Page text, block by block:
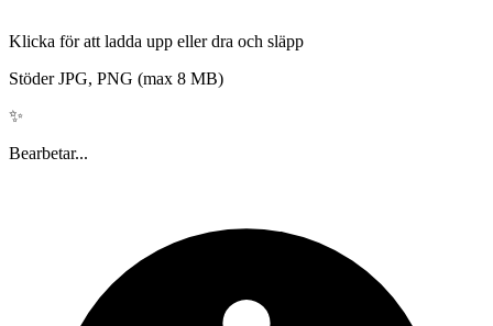
Klicka för att ladda upp eller dra och släpp
Stöder JPG, PNG (max 8 MB)
✨
Bearbetar...